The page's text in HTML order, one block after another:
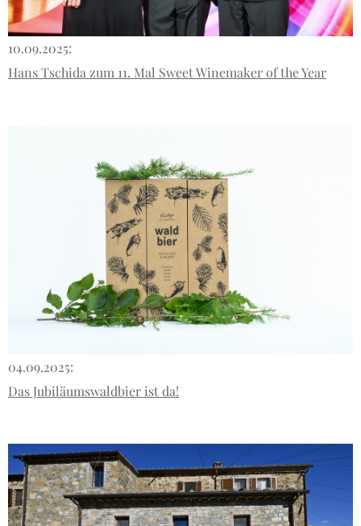
10.09.2025:
Hans Tschida zum 11. Mal Sweet Winemaker of the Year
04.09.2025:
Das Jubiläumswaldbier ist da!